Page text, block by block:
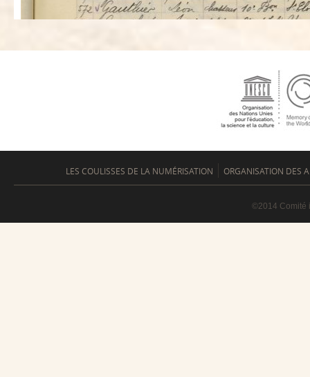
LES COULISSES DE LA NUMÉRISATION ORGANISATION DES
©2014 Comité